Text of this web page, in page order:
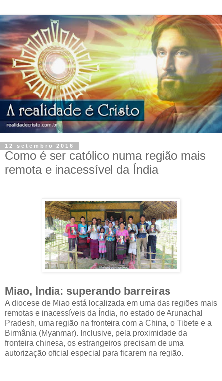
12 setembro 2016
Como é ser católico numa região mais
remota e inacessível da Índia
Miao, Índia: superando barreiras
A diocese de Miao está localizada em uma das regiões mais
remotas e inacessíveis da Índia, no estado de Arunachal
Pradesh, uma região na fronteira com a China, o Tibete e a
Birmânia (Myanmar). Inclusive, pela proximidade da
fronteira chinesa, os estrangeiros precisam de uma
autorização oficial especial para ficarem na região.